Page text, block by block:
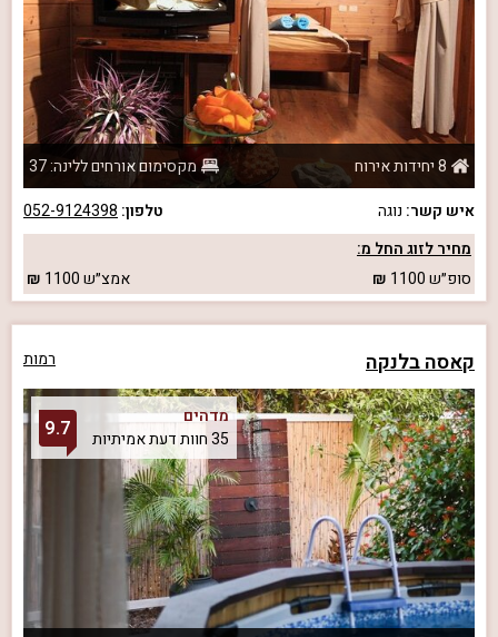
8 יחידות אירוח
מקסימום אורחים ללינה: 37
איש קשר: נוגה טלפון: 052-9124398
מחיר לזוג החל מ:
סופ״ש1100 אמצ״ש1100
קאסה בלנקה רמות
מדהים
35 חוות דעת אמיתיות
9.7